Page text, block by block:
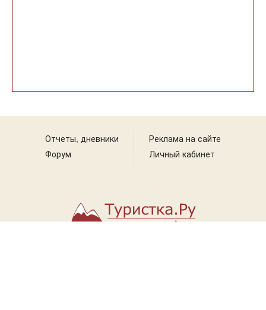
Отчеты, дневники
Форум
Реклама на сайте
Личный кабинет